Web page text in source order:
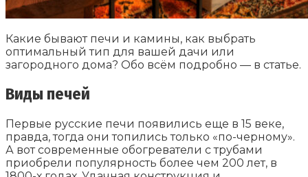
Какие бывают печи и камины, как выбрать
оптимальный тип для вашей дачи или
загородного дома? Обо всём подробно — в статье.
Виды печей
Первые русские печи появились еще в 15 веке,
правда, тогда они топились только «по-черному».
А вот современные обогреватели с трубами
приобрели популярность более чем 200 лет, в